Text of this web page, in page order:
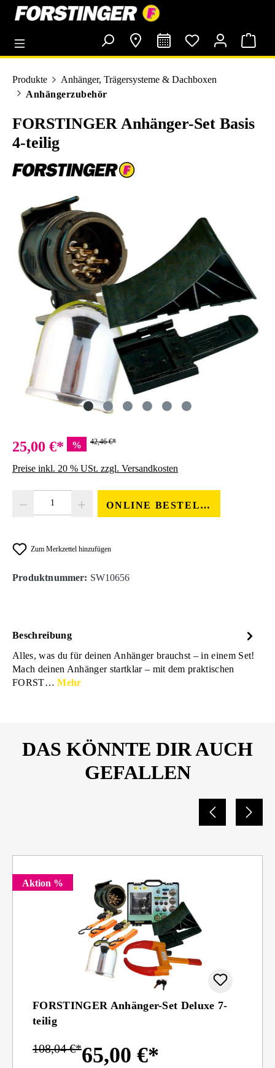
springen
Produkte
Anhänger, Trägersysteme & Dachboxen
Anhängerzubehör
FORSTINGER Anhänger-Set Basis
4-teilig
Bildergalerie überspringen
25,00 €* % 42,46 €*
Preise inkl. 20 % USt. zzgl. Versandkosten
ONLINE BESTELLEN
Zum Merkzettel hinzufügen
Produktnummer: SW10656
Beschreibung
Alles, was du für deinen Anhänger brauchst – in einem Set!
Mach deinen Anhänger startklar – mit dem praktischen
FORST…Mehr
DAS KÖNNTE DIR AUCH
GEFALLEN
Aktion %
FORSTINGER Anhänger-Set Deluxe 7-
teilig
65,00 €*
108,04 €*